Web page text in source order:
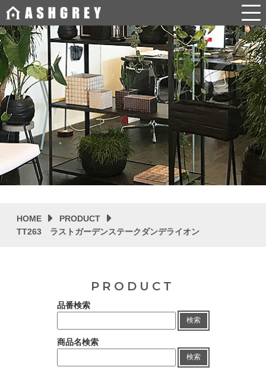
HOME
PRODUCT
TT263 ラストガーデンステークダンデライオン
品番検索
検索
商品名検索
検索
PRODUCT